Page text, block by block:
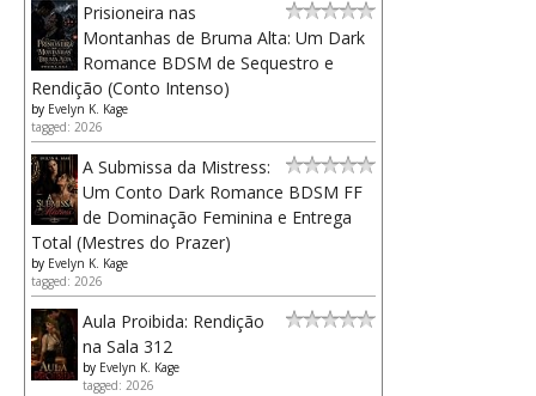
Prisioneira nas
Montanhas de Bruma Alta: Um Dark
Romance BDSM de Sequestro e
Rendição (Conto Intenso)
by Evelyn K. Kage
tagged: 2026
A Submissa da Mistress:
Um Conto Dark Romance BDSM FF
de Dominação Feminina e Entrega
Total (Mestres do Prazer)
by Evelyn K. Kage
tagged: 2026
Aula Proibida: Rendição
na Sala 312
by Evelyn K. Kage
tagged: 2026